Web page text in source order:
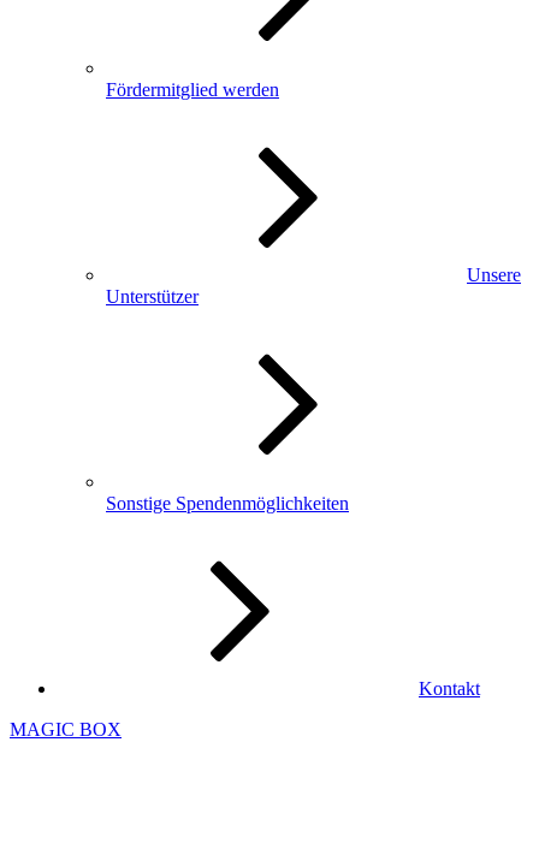
Fördermitglied werden
Unsere
Unterstützer
Sonstige Spendenmöglichkeiten
Kontakt
MAGIC BOX